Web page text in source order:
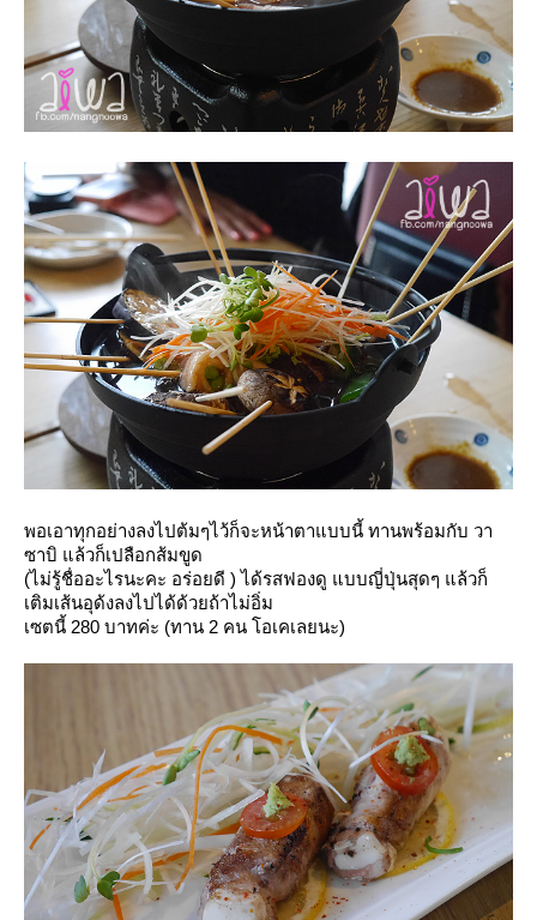
พอเอาทุกอย่างลงไปต้มๆไว้ก็จะหน้าตาแบบนี้ ทานพร้อมกับ วา
ซาบิ แล้วก็เปลือกส้มขูด
(ไม่รู้ชื่ออะไรนะคะ อร่อยดี ) ได้รสฟองดู แบบญี่ปุ่นสุดๆ แล้วก็
เติมเส้นอุด้งลงไปได้ด้วยถ้าไม่อิ่ม
เซตนี้ 280 บาทค่ะ (ทาน 2 คน โอเคเลยนะ)